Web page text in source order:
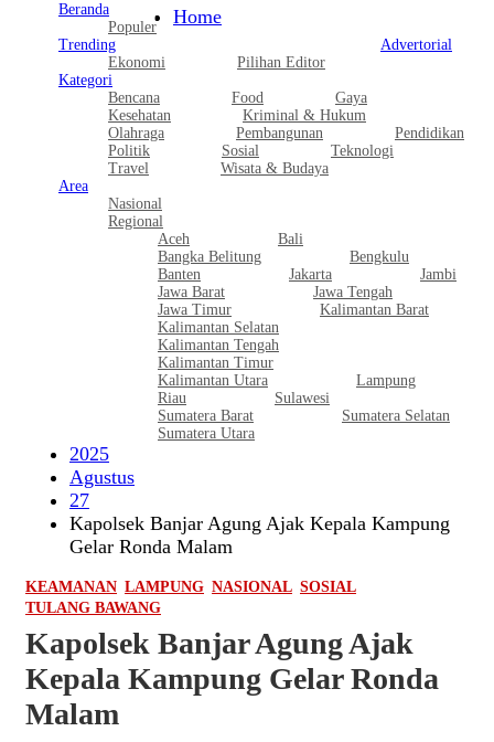
Beranda
Populer
Trending
Ekonomi
Pilihan Editor
Advertorial
Kategori
Bencana
Food
Gaya
Kesehatan
Kriminal & Hukum
Olahraga
Pembangunan
Pendidikan
Politik
Sosial
Teknologi
Travel
Wisata & Budaya
Area
Nasional
Regional
Aceh
Bali
Bangka Belitung
Bengkulu
Banten
Jakarta
Jambi
Jawa Barat
Jawa Tengah
Jawa Timur
Kalimantan Barat
Kalimantan Selatan
Kalimantan Tengah
Kalimantan Timur
Kalimantan Utara
Lampung
Riau
Sulawesi
Sumatera Barat
Sumatera Selatan
Sumatera Utara
Home
2025
Agustus
27
Kapolsek Banjar Agung Ajak Kepala Kampung
Gelar Ronda Malam
KEAMANAN LAMPUNG NASIONAL SOSIAL
TULANG BAWANG
Kapolsek Banjar Agung Ajak
Kepala Kampung Gelar Ronda
Malam